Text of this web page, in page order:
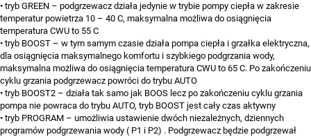
• tryb GREEN – podgrzewacz działa jedynie w trybie pompy ciepła w zakresie
temperatur powietrza 10 – 40 C, maksymalna możliwa do osiągnięcia
temperatura CWU to 55 C
• tryb BOOST – w tym samym czasie działa pompa ciepła i grzałka elektryczna,
dla osiągnięcia maksymalnego komfortu i szybkiego podgrzania wody,
maksymalna możliwa do osiągnięcia temperatura CWU to 65 C. Po zakończeniu
cyklu grzania podgrzewacz powróci do trybu AUTO
• tryb BOOST2 – działa tak samo jak BOOS lecz po zakończeniu cyklu grzania
pompa nie powraca do trybu AUTO, tryb BOOST jest cały czas aktywny
• tryb PROGRAM – umożliwia ustawienie dwóch niezależnych, dziennych
programów podgrzewania wody ( P1 i P2) . Podgrzewacz będzie podgrzewał